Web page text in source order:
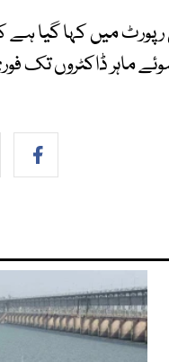
میں کہا گیا ہے
ماہر ڈاکٹروں تک